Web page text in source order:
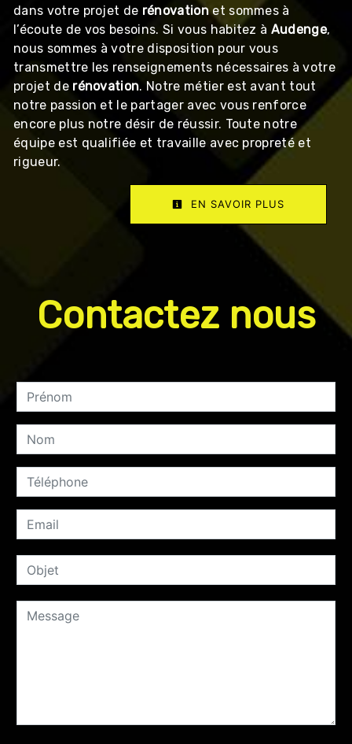
dans votre projet de rénovationet sommes à
l’écoute de vos besoins. Si vous habitez à Audenge,
nous sommes à votre disposition pour vous
transmettre les renseignements nécessaires à votre
projet de rénovation. Notre métier est avant tout
notre passion et le partager avec vous renforce
encore plus notre désir de réussir. Toute notre
équipe est qualifiée et travaille avec propreté et
rigueur.
EN SAVOIR PLUS
Contactez nous